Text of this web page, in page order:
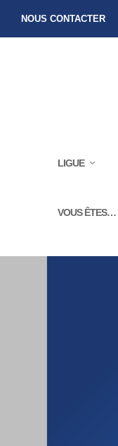
NOUS CONTACTER
LIGUE
VOUS ÊTES…